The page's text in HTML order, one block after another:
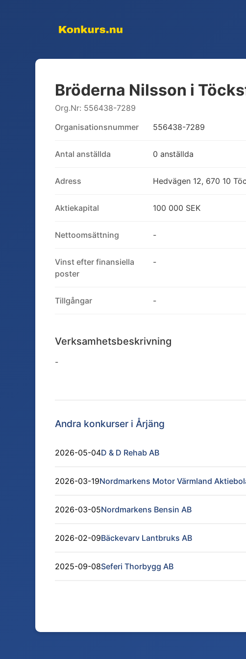
Bröderna Nilsson i
Org.Nr: 556438-7289
Organisationsnummer
556438-7289
Antal anställda 0 anställda
Adress Hedvägen 12, 670 10
Aktiekapital 100 000 SEK
Nettoomsättning -
Vinst efter finansiella
poster
-
Tillgångar -
Verksamhetsbeskrivning
-
Andra konkurser i Årjäng
2026-05-04D & D Rehab AB
2026-03-19Nordmarkens Motor Värmland
2026-03-05Nordmarkens Bensin AB
2026-02-09Bäckevarv Lantbruks AB
2025-09-08Seferi Thorbygg AB